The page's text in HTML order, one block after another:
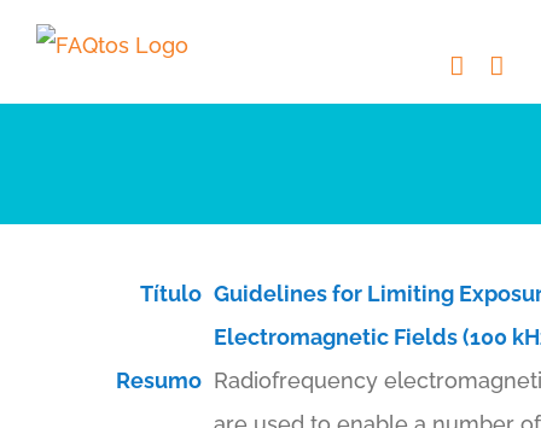
Skip
content
Título Guidelines for Limiting
Electromagnetic Fields (100
Resumo Radiofrequency